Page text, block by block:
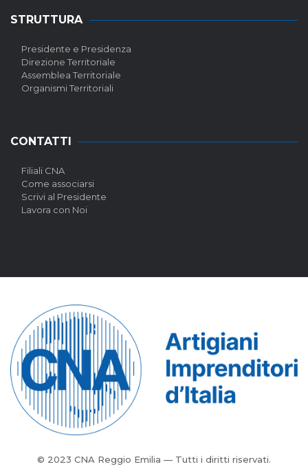
STRUTTURA
Presidente e Presidenza
Direzione Territoriale
Assemblea Territoriale
Organismi Territoriali
CONTATTI
Filiali CNA
Come associarsi
Scrivi al Presidente
Lavora con Noi
© 2023 CNA Reggio Emilia — Tutti i diritti riservati.